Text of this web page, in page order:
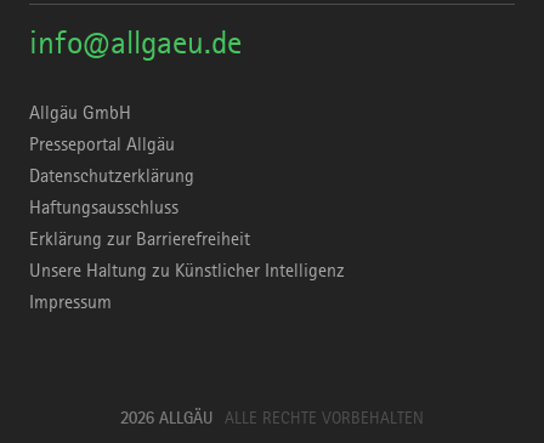
info@allgaeu.de
Allgäu GmbH
Presseportal Allgäu
Datenschutzerklärung
Haftungsausschluss
Erklärung zur Barrierefreiheit
Unsere Haltung zu Künstlicher Intelligenz
Impressum
2026 ALLGÄU ALLE RECHTE VORBEHALTEN